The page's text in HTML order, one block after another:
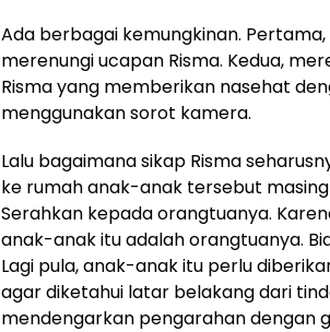
Ada berbagai kemungkinan.
merenungi ucapan Risma. Kedua,
Risma yang memberikan nasehat
menggunakan sorot kamera.
Lalu bagaimana sikap Risma
ke rumah anak-anak tersebut
Serahkan kepada orangtuanya.
anak-anak itu adalah orangtuanya.
Lagi pula, anak-anak itu perlu
agar diketahui latar belakang dari
mendengarkan pengarahan dengan